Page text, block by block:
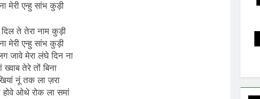
मेरी एन्हु सांभ कुड़ी
दिल ते तेरा नाम कुड़ी
मेरी एन्हु सांभ कुड़ी
जावे मेरा लंघे दिन ना
तेरे तों बिना
नूं तक ला ज़रा
होवे ओथे रोक ला समां